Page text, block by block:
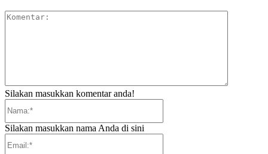
Silakan masukkan komentar anda!
Silakan masukkan nama Anda di sini